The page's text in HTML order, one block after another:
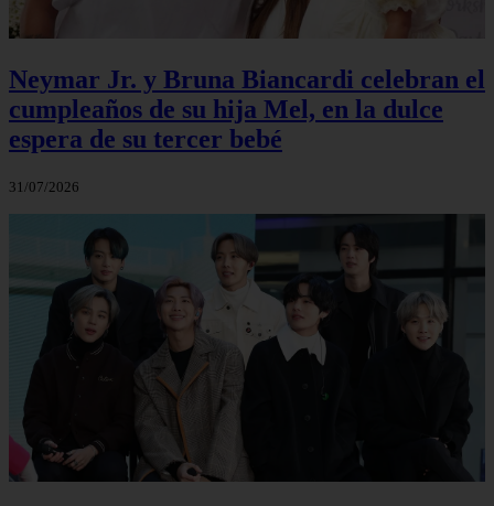
Neymar Jr. y Bruna Biancardi celebran el
cumpleaños de su hija Mel, en la dulce
espera de su tercer bebé
31/07/2026